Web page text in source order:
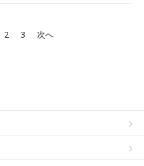
2 3 次へ